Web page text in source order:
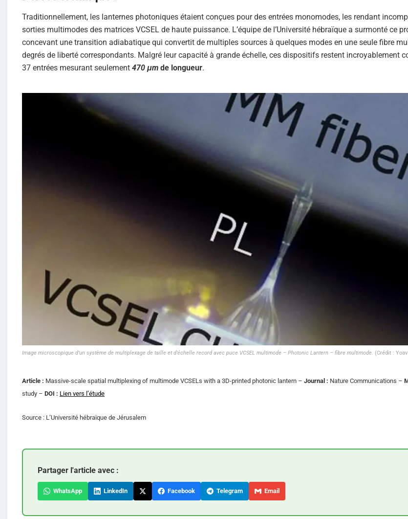
Traditionnellement, les lanternes photoniques étaient conçues pour des entrées monomodes, les rendant
sorties multimodes des matrices VCSEL de haute puissance. L’équipe de l’Université hébraïque a surmonté ce
concevant une transition adiabatique qui convertit de multiples sources à quelques modes en une seule fibre
degrés de liberté correspondants. Malgré leur capacité à grande échelle, ces dispositifs restent incroyablement
37 entrées mesurant seulement 470 μm de longueur.
Image microscopique d’un système de multiplexage de taille et d’échelle record avec puce VCSEL multimode – Photonic Lantern – fibre multimode. (Crédit :
Article : Massive-scale spatial multiplexing of multimode VCSELs with a 3D-printed photonic lantern – Journal : Nature Communications –
study – DOI : Lien vers l’étude
Source : L’Université hébraïque de Jérusalem
Partager l'article avec :
WhatsApp LinkedIn Facebook Telegram Email